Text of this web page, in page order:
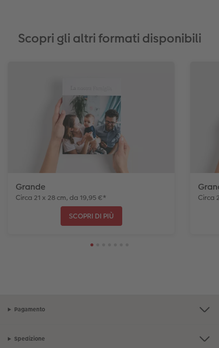
Scopri gli altri formati disponibili
Grande
Circa 21 x 28 cm, da 19,95 €*
SCOPRI DI PIÙ
Circa
Pagamento
Spedizione